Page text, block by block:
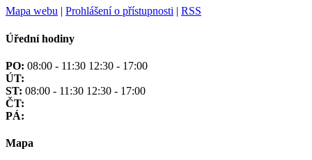
Mapa webu | Prohlášení o přístupnosti | RSS
Úřední hodiny
PO: 08:00 - 11:30 12:30 - 17:00
ÚT:
ST: 08:00 - 11:30 12:30 - 17:00
ČT:
PÁ:
Mapa